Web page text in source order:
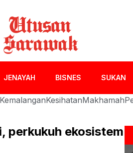
JENAYAH BISNES SUKAN
KemalanganKesihatanMakhamah
perkukuh ekosistem